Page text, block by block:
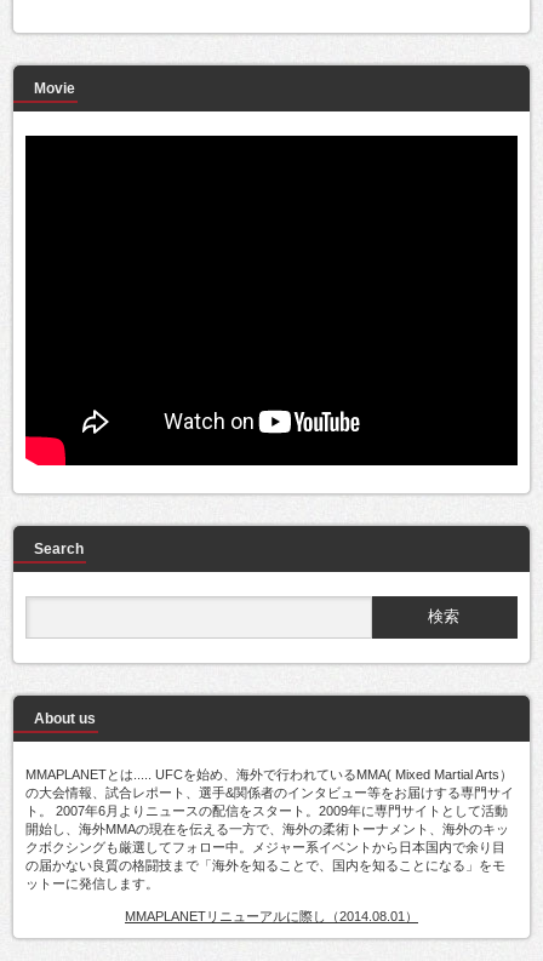
Movie
Search
About us
MMAPLANETとは..... UFCを始め、海外で行われているMMA( Mixed Martial Arts）
の大会情報、試合レポート、選手&関係者のインタビュー等をお届けする専門サイ
ト。 2007年6月よりニュースの配信をスタート。2009年に専門サイトとして活動
開始し、海外MMAの現在を伝える一方で、海外の柔術トーナメント、海外のキッ
クボクシングも厳選してフォロー中。メジャー系イベントから日本国内で余り目
の届かない良質の格闘技まで「海外を知ることで、国内を知ることになる」をモ
ットーに発信します。
MMAPLANETリニューアルに際し（2014.08.01）